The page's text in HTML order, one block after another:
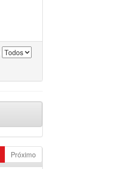
Próximo